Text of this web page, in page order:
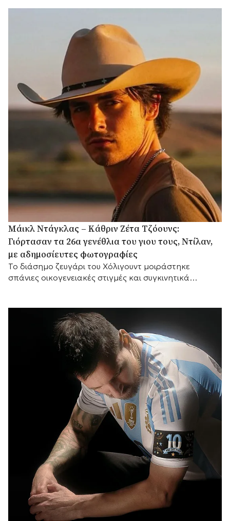
Μάικλ Ντάγκλας – Κάθριν Ζέτα Τζόουνς:
Γιόρτασαν τα 26α γενέθλια του γιου τους, Ντίλαν,
με αδημοσίευτες φωτογραφίες
Το διάσημο ζευγάρι του Χόλιγουντ μοιράστηκε
σπάνιες οικογενειακές στιγμές και συγκινητικά